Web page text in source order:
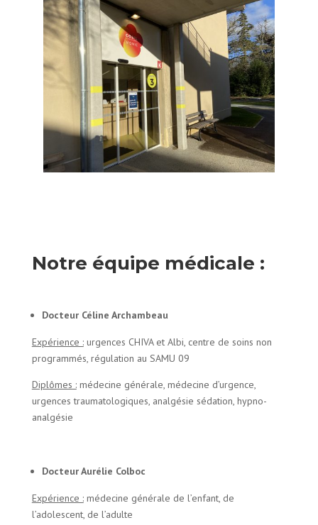
Notre équipe médicale :
Docteur Céline Archambeau
Expérience :urgences CHIVA et Albi, centre de soins non
programmés, régulation au SAMU 09
Diplômes :médecine générale, médecine d’urgence,
urgences traumatologiques, analgésie sédation, hypno-
analgésie
Docteur Aurélie Colboc
Expérience :médecine générale de l’enfant, de
l’adolescent, de l’adulte